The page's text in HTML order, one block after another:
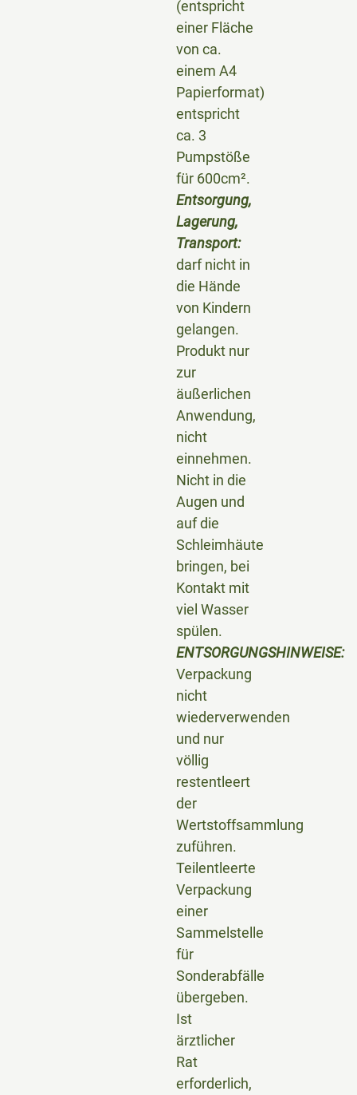
(entspricht
einer Fläche
von ca.
einem A4
Papierformat)
entspricht
ca. 3
Pumpstöße
für 600cm².
Entsorgung,
Lagerung,
Transport:
darf nicht in
die Hände
von Kindern
gelangen.
Produkt nur
zur
äußerlichen
Anwendung,
nicht
einnehmen.
Nicht in die
Augen und
auf die
Schleimhäute
bringen, bei
Kontakt mit
viel Wasser
spülen.
ENTSORGUNGSHINWEISE:
Verpackung
nicht
wiederverwenden
und nur
völlig
restentleert
der
Wertstoffsammlung
zuführen.
Teilentleerte
Verpackung
einer
Sammelstelle
für
Sonderabfälle
übergeben.
Ist
ärztlicher
Rat
erforderlich,